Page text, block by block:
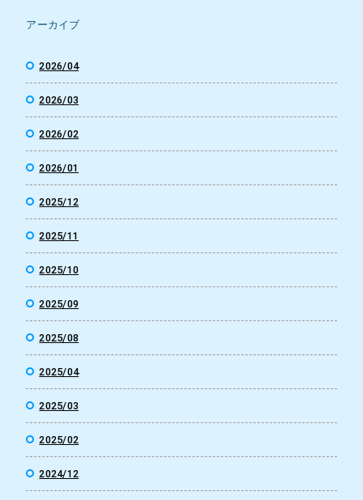
アーカイブ
2026/04
2026/03
2026/02
2026/01
2025/12
2025/11
2025/10
2025/09
2025/08
2025/04
2025/03
2025/02
2024/12